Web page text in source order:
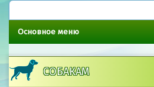
Основное меню
СОБАКАМ